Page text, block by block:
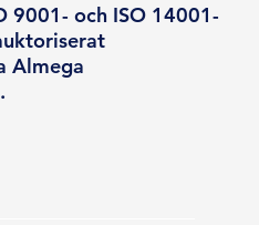
9001- och ISO 14001-
Almega